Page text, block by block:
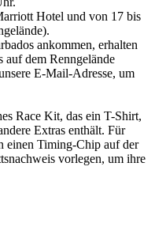
Hotel und von 17 bis
ankommen, erhalten
auf dem Renngelände
E-Mail-Adresse, um
Race Kit, das ein T-Shirt,
Extras enthält. Für
einen Timing-Chip auf der
vorlegen, um ihre